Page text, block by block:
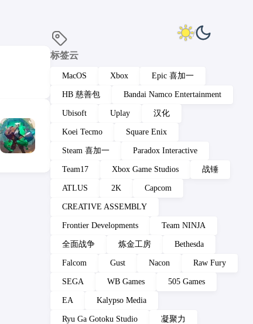
标签云
MacOS Xbox Epic 喜加一
HB 慈善包 Bandai Namco Entertainment
Ubisoft Uplay 汉化
Koei Tecmo Square Enix
Steam 喜加一 Paradox Interactive
Team17 Xbox Game Studios 战锤
ATLUS 2K Capcom
CREATIVE ASSEMBLY
Frontier Developments Team NINJA
全面战争 炼金工房 Bethesda
Falcom Gust Nacon Raw Fury
SEGA WB Games 505 Games
EA Kalypso Media
Ryu Ga Gotoku Studio 凝聚力